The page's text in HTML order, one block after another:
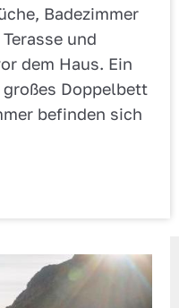
Badezimmer
und
dem Haus. Ein
Doppelbett
befinden sich